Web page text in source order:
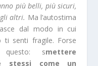
più belli, più sicuri,
altri. Ma l’autostima
dal modo in cui
ti senti fragile. Forse
questo: smettere
stessi come un